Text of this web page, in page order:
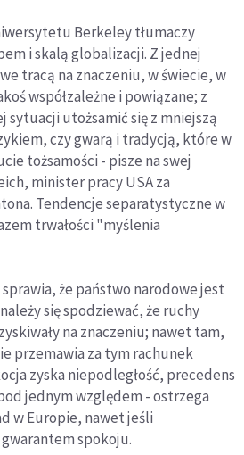
Berkeley tłumaczy
i skalą globalizacji. Z jednej
tracą na znaczeniu, w świecie, w
współzależne i powiązane; z
sytuacji utożsamić się z mniejszą
czy gwarą i tradycją, które w
tożsamości - pisze na swej
minister pracy USA za
Tendencje separatystyczne w
trwałości "myślenia
że państwo narodowe jest
się spodziewać, że ruchy
na znaczeniu; nawet tam,
przemawia za tym rachunek
zyska niepodległość, precedens
jednym względem - ostrzega
w Europie, nawet jeśli
gwarantem spokoju.